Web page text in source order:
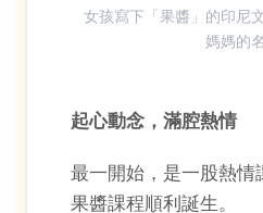
女孩寫下「果醬」的印尼
媽媽的
起心動念，滿腔熱情
最一開始，是一股熱情
果醬課程順利誕生。